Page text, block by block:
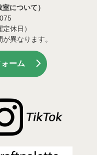
について）
休日）
異なります。
ーム